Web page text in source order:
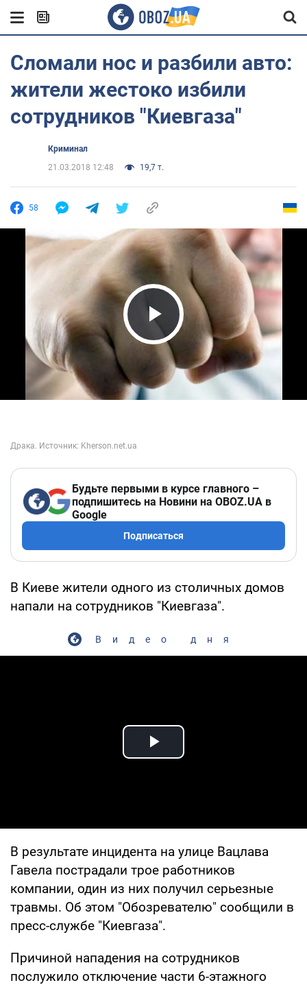
Сломали нос и разбили авто:
жители жестоко избили
сотрудников "Киевгаза"
Криминал
21.03.2018 12:48
19,7 т.
58
Play Video
Будьте первыми в курсе главного –
подпишитесь на Новини на OBOZ.UA в
Google
Подписаться
В Киеве жители одного из столичных домов
напали на сотрудников "Киевгаза".
Видео дня
Play Video
В результате инцидента на улице Вацлава
Гавела пострадали трое работников
компании, один из них получил серьезные
травмы. Об этом "Обозревателю" сообщили в
пресс-службе "Киевгаза".
Причиной нападения на сотрудников
послужило отключение части 6-этажного